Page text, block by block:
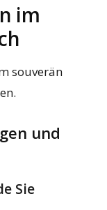
im
souverän
und
Sie